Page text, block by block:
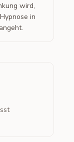
wird,
in